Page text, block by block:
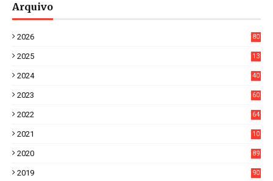
Arquivo
2026
80
2025
13
2024
40
2023
60
2022
64
2021
10
2020
89
2019
90